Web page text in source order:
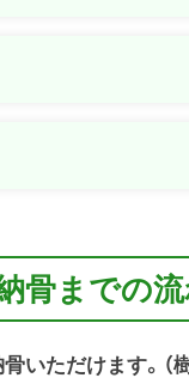
骨までの
いただけます。（